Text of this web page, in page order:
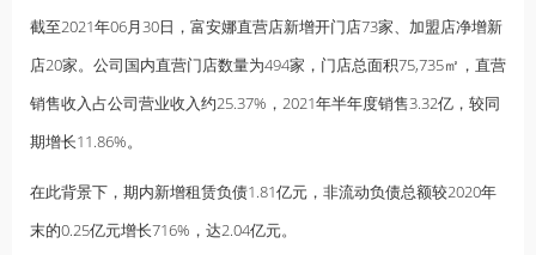
截至2021年06月30日，富安娜直营店新增开门店73家、加盟店净增新
店20家。公司国内直营门店数量为494家，门店总面积75,735㎡，直营
销售收入占公司营业收入约25.37%，2021年半年度销售3.32亿，较同
期增长11.86%。
在此背景下，期内新增租赁负债1.81亿元，非流动负债总额较2020年
末的0.25亿元增长716%，达2.04亿元。